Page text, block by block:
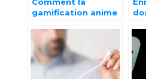
Comment la
gamification anime
marketing d’été